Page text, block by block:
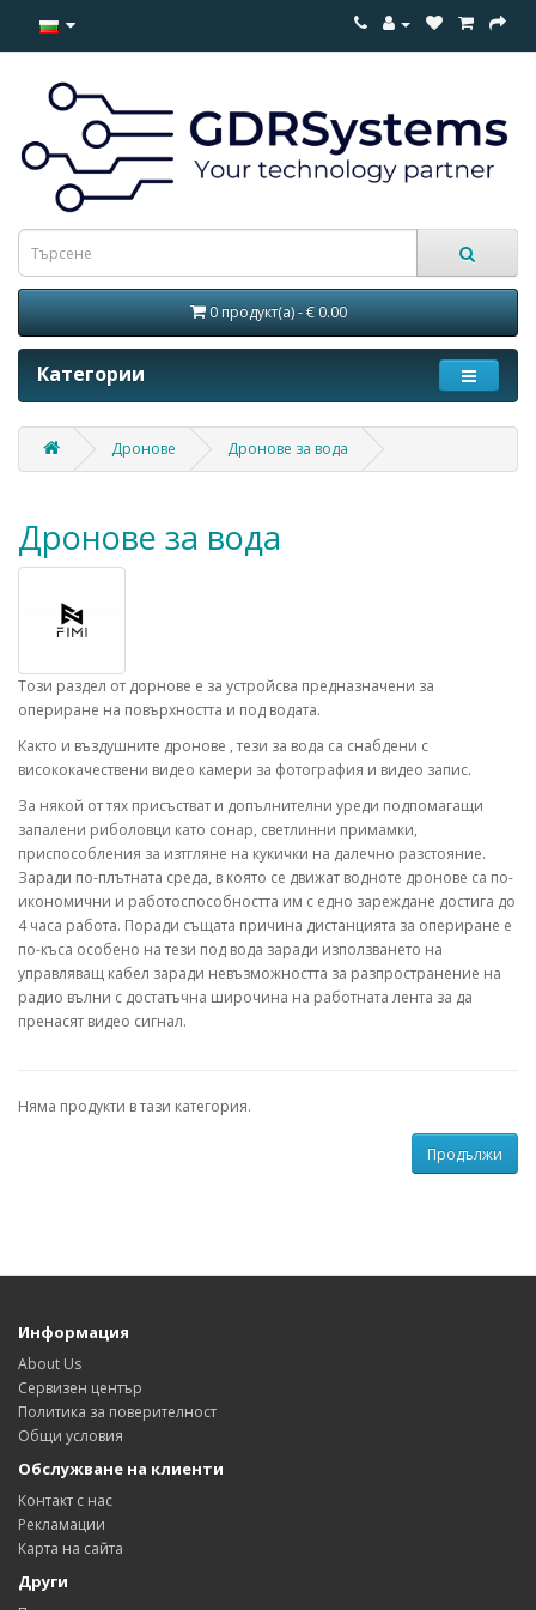
0 продукт(а) - € 0.00
Категории
Дронове Дронове за вода
Дронове за вода
Този раздел от дорнове е за устройсва предназначени за
опериране на повърхността и под водата.
Както и въздушните дронове , тези за вода са снабдени с
висококачествени видео камери за фотография и видео запис.
За някой от тях присъстват и допълнителни уреди подпомагащи
запалени риболовци като сонар, светлинни примамки,
приспособления за изтгляне на кукички на далечно разстояние.
Заради по-плътната среда, в която се движат водноте дронове са по-
икономични и работоспособността им с едно зареждане достига до
4 часа работа. Поради същата причина дистанцията за опериране е
по-къса особено на тези под вода заради използването на
управляващ кабел заради невъзможността за разпространение на
радио вълни с достатъчна широчина на работната лента за да
пренасят видео сигнал.
Няма продукти в тази категория.
Продължи
Информация
About Us
Сервизен център
Политика за поверителност
Общи условия
Обслужване на клиенти
Контакт с нас
Рекламации
Карта на сайта
Други